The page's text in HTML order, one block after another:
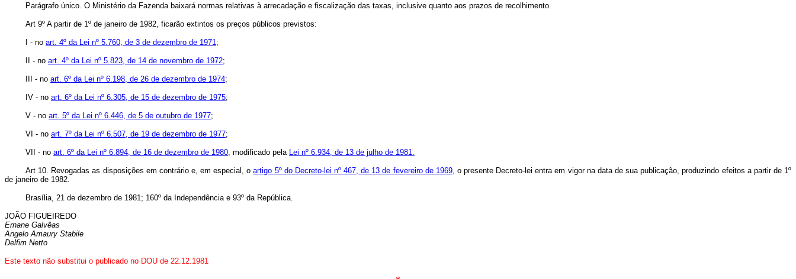
Parágrafo único. O Ministério da Fazenda baixará normas relativas à arrecadação e fiscalização das taxas, inclusive quanto aos prazos de recolhimento.
Art 9º A partir de 1º de janeiro de 1982, ficarão extintos os preços públicos previstos:
I - no art. 4º da Lei nº 5.760, de 3 de dezembro de 1971 ;
II - no art. 4º da Lei nº 5.823, de 14 de novembro de 1972;
III - no art. 6º da Lei nº 6.198, de 26 de dezembro de 1974;
IV - no art. 6º da Lei nº 6.305, de 15 de dezembro de 1975;
V - no art. 5º da Lei nº 6.446, de 5 de outubro de 1977;
VI - no art. 7º da Lei nº 6.507, de 19 de dezembro de 1977;
VII - no art. 6º da Lei nº 6.894, de 16 de dezembro de 1980 , modificado pela Lei nº 6.934, de 13 de julho de 1981.
Art 10. Revogadas as disposições em contrário e, em especial, oartigo 5º do Decreto-lei nº 467, de 13 de fevereiro de 1969, o presente Decreto-lei entra em vigor na data de sua publicação, produzindo efeitos a partir de 1º
de janeiro de 1982.
Brasília, 21 de dezembro de 1981; 160º da Independência e 93º da República.
JOÃO FIGUEIREDO
Ernane Galvêas
Angelo Amaury Stabile
Delfim Netto
Este texto não substitui o publicado no DOU de 22.12.1981